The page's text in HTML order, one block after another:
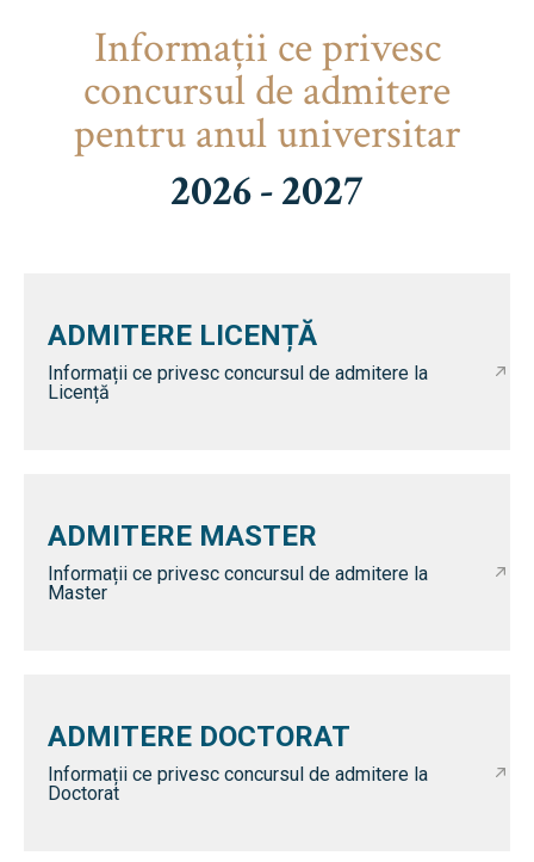
Informaţii ce privesc
concursul de admitere
pentru anul universitar
2026 - 2027
ADMITERE LICENȚĂ
Informații ce privesc concursul de admitere la
Licență
ADMITERE MASTER
Informații ce privesc concursul de admitere la
Master
ADMITERE DOCTORAT
Informații ce privesc concursul de admitere la
Doctorat